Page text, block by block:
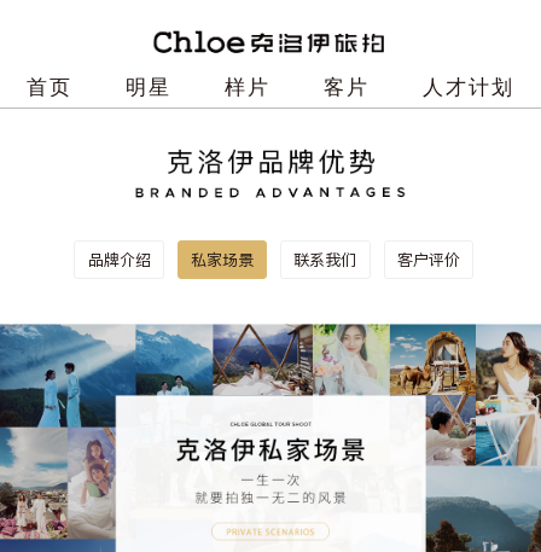
首页 明星 样片 客片 人才计划
品牌介绍 私家场景 联系我们 客户评价